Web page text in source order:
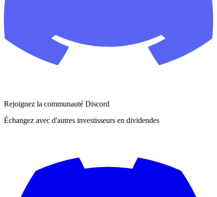
Rejoignez la communauté Discord
Échangez avec d'autres investisseurs en dividendes